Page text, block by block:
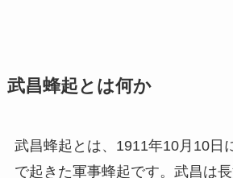
武昌蜂起とは何か
武昌蜂起とは、1911年10月10日
で起きた軍事蜂起です。武昌は